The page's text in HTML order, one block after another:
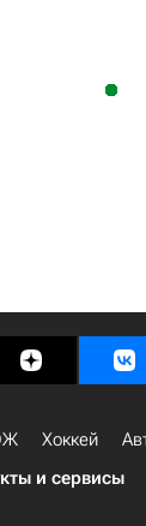
Хоккей
и сервисы